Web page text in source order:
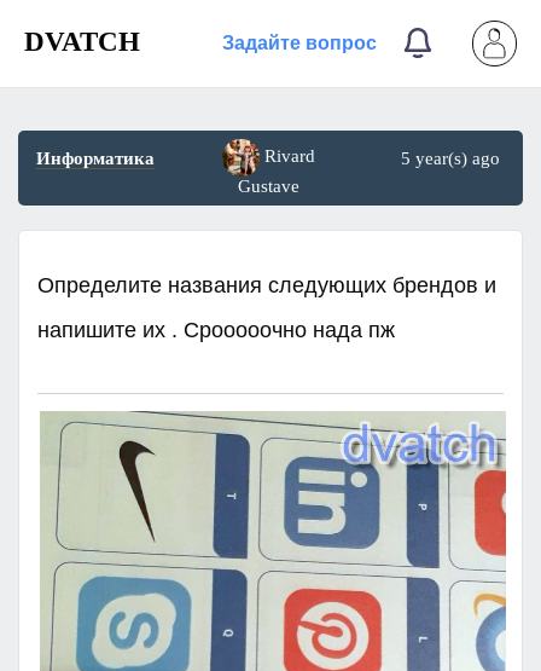
DVATCH Задайте вопрос
Информатика
Rivard
Gustave
5 year(s) ago
Определите названия следующих брендов и
напишите их . Срооооочно нада пж​